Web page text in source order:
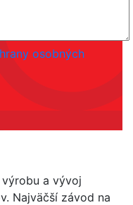
osobných
a vývoj
Najväčší závod na